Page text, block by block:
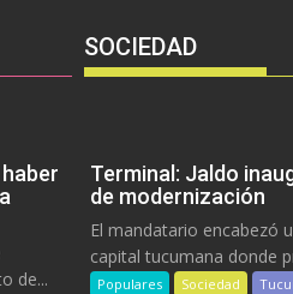
de...
SOCIEDAD
Terminal: Jaldo
de modernización
El mandatario encabezó
capital tucumana donde
Populares Sociedad